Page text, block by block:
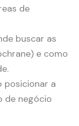
de
buscar as
e como
posicionar a
de negócio